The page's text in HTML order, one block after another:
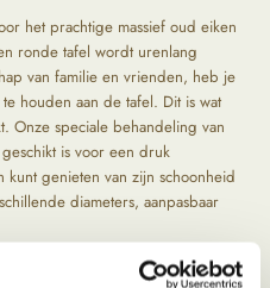
het prachtige massief oud eiken
ronde tafel wordt urenlang
van familie en vrienden, heb je
houden aan de tafel. Dit is wat
Onze speciale behandeling van
is voor een druk
genieten van zijn schoonheid
diameters, aanpasbaar